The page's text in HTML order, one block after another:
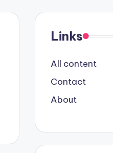
Links
All content
Contact
About